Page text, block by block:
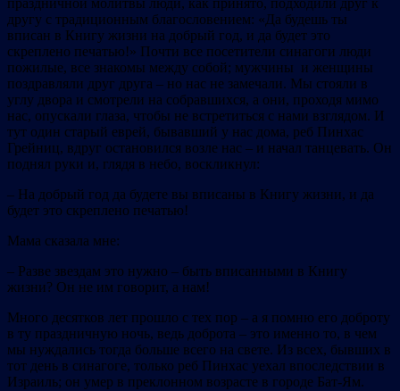
праздничной молитвы люди, как принято, подходили друг к
другу с традиционным благословением: «Да будешь ты
вписан в Книгу жизни на добрый год, и да будет это
скреплено печатью!» Почти все посетители синагоги люди
пожилые, все знакомы между собой; мужчины и женщины
поздравляли друг друга – но нас не замечали. Мы стояли в
углу двора и смотрели на собравшихся, а они, проходя мимо
нас, опускали глаза, чтобы не встретиться с нами взглядом. И
тут один старый еврей, бывавший у нас дома, реб Пинхас
Грейниц, вдруг остановился возле нас – и начал танцевать. Он
поднял руки и, глядя в небо, воскликнул:
– На добрый год да будете вы вписаны в Книгу жизни, и да
будет это скреплено печатью!
Мама сказала мне:
– Разве звездам это нужно – быть вписанными в Книгу
жизни? Он не им говорит, а нам!
Много десятков лет прошло с тех пор – а я помню его доброту
в ту праздничную ночь, ведь доброта – это именно то, в чем
мы нуждались тогда больше всего на свете. Из всех, бывших в
тот день в синагоге, только реб Пинхас уехал впоследствии в
Израиль; он умер в преклонном возрасте в городе Бат‐Ям.